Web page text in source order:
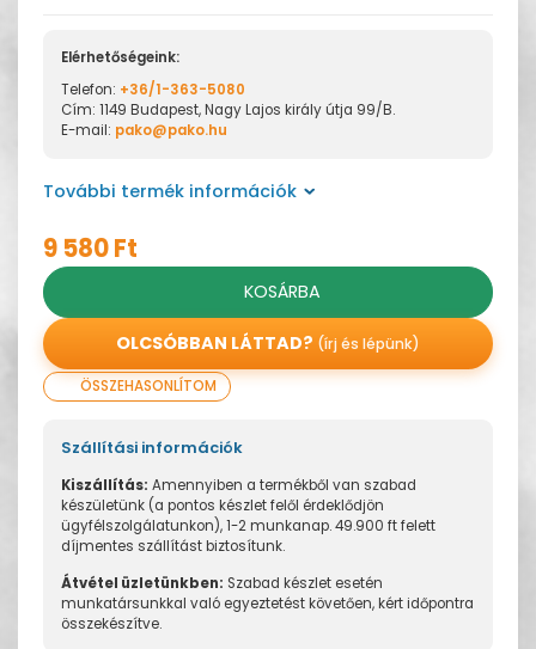
Elérhetőségeink:
Telefon: +36/1-363-5080
Cím: 1149 Budapest, Nagy Lajos király útja 99/B.
E-mail: pako@pako.hu
További termék információk
9 580 Ft
KOSÁRBA
OLCSÓBBAN LÁTTAD? (írj és lépünk)
ÖSSZEHASONLÍTOM
Szállítási információk
Kiszállítás: Amennyiben a termékből van szabad
készületünk (a pontos készlet felől érdeklődjön
ügyfélszolgálatunkon), 1-2 munkanap. 49.900 ft felett
díjmentes szállítást biztosítunk.
Átvétel üzletünkben: Szabad készlet esetén
munkatársunkkal való egyeztetést követően, kért időpontra
összekészítve.